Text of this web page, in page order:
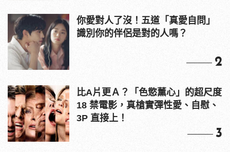
你愛對人了沒！五道「真愛自問」
識別你的伴侶是對的人嗎？
2
比A片更Ａ？「色慾薰心」的超尺度
18 禁電影，真槍實彈性愛、自慰、
3P 直接上！
3